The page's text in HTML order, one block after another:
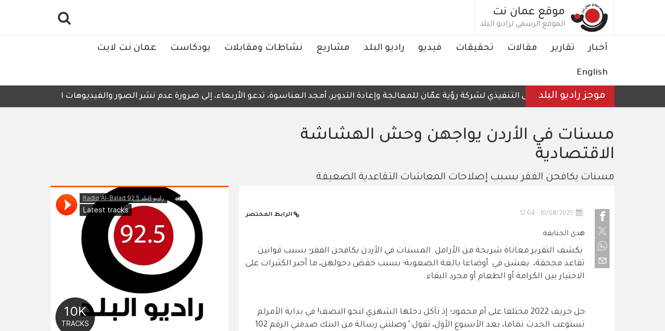
موقع عمان نت
الموقع الرسمي لراديو البلد
Main
أخبار تقارير مقالات تحقيقات فيديو راديو البلد مشاريع نشاطات ومقابلات بودكاست عمان نت لايت
English
موجز راديو البلدالرئيس التنفيذي لشركة رؤية عمّان للمعالجة وإعادة التدوير، أمجد العناسوة، تدعو الأربعاء، إلى ضرورة عدم نشر الصور والفيديوهات التي لا تحتوي على أي
مسنات في الأردن يواجهن وحش الهشاشة
الاقتصادية
مسنات يكافحن الفقر بسبب إصلاحات المعاشات التقاعدية الضعيفة
10/08/2025 - 12:04 الرابط المختصر
هدى الحنايفه
يكشف التقرير معاناة شريحة من الأرامل المسنات في الأردن يكافحن الفقر؛ بسبب قوانين
تقاعد مجحفة، يعشن في أوضاعا بالغة الصعوبة؛ بسبب خفض دخولهن، ما أجبر الكثيرات على
الاختيار بين الكرامة أو الطعام أو مجرد البقاء.
حل خريف 2022 مختلفا على أم محمود؛ إذ تآكل دخلها الشهري لنحو النصف! في بداية الأمرلم
تستوعب الحدث تماما، بعد الأسبوع الأول، تقول:" وصلتني رسالة من البنك صدمني الرقم 102